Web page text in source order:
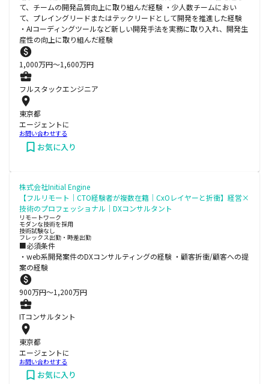
て、チームの開発品質向上に取り組んだ経験 ・少人数チームにおい
て、プレイングリードまたはテックリードとして開発を推進した経験
・AIコーディングツールなど新しい開発手法を実務に取り入れ、開発生
産性の向上に取り組んだ経験
1,000万円〜1,600万円
フルスタックエンジニア
東京都
エージェントに
お問い合わせする
お気に入り
株式会社Initial Engine
【フルリモート｜CTO経験者が複数在籍｜CxOレイヤーと折衝】経営×
技術のプロフェッショナル｜DXコンサルタント
リモートワーク
モダンな技術を採用
技術試験なし
フレックス出勤・時差出勤
■必須条件
・web系開発案件のDXコンサルティングの経験 ・顧客折衝/顧客への提
案の経験
900万円〜1,200万円
ITコンサルタント
東京都
エージェントに
お問い合わせする
お気に入り